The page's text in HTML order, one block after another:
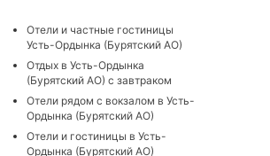
Отели и частные гостиницы
Усть-Ордынка (Бурятский АО)
Отдых в Усть-Ордынка
(Бурятский АО) с завтраком
Отели рядом с вокзалом в Усть-
Ордынка (Бурятский АО)
Отели и гостиницы в Усть-
Ордынка (Бурятский АО)